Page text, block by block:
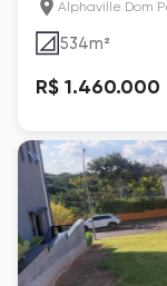
Alphaville Dom
534m²
R$ 1.460.000